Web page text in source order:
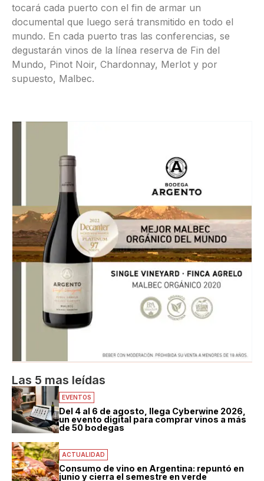
tocará cada puerto con el fin de armar un
documental que luego será transmitido en todo el
mundo. En cada puerto tras las conferencias, se
degustarán vinos de la línea reserva de Fin del
Mundo, Pinot Noir, Chardonnay, Merlot y por
supuesto, Malbec.
Las 5 mas leídas
EVENTOS
Del 4 al 6 de agosto, llega Cyberwine 2026,
un evento digital para comprar vinos a más
de 50 bodegas
ACTUALIDAD
Consumo de vino en Argentina: repuntó en
junio y cierra el semestre en verde